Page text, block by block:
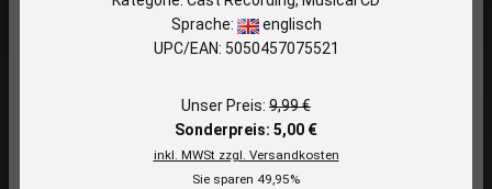
Sprache:
englisch
UPC/EAN: 5050457075521
Unser Preis: 9,99 €
Sonderpreis: 5,00 €
inkl. MWSt zzgl. Versandkosten
Sie sparen 49,95%